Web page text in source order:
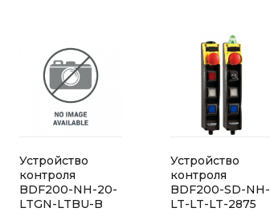
Устройство
контроля
BDF200-NH-20-
LTGN-LTBU-B
Устройство
контроля
BDF200-SD-NH-
LT-LT-LT-2875